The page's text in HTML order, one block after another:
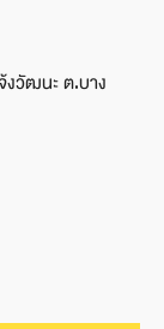
งวัฒนะ ต.บาง